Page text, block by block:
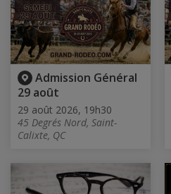
Admission Général
29 août
29 août 2026, 19h30
45 Degrés Nord, Saint-
Calixte, QC